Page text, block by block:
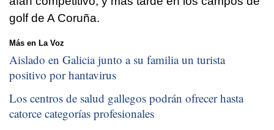
golf de A Coruña.
Más en La Voz
Aislado en Galicia junto a su familia un turista
positivo por hantavirus
Los centros de salud gallegos podrán ofrecer hasta
catorce categorías profesionales